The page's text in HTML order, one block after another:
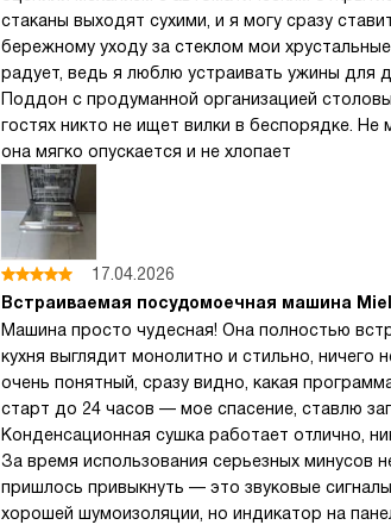
стаканы выходят сухими, и я могу сразу
бережному уходу за стеклом мои
радует, ведь я люблю устраивать ужины для
Поддон с продуманной организацией
гостях никто не ищет вилки в беспорядке.
она мягко опускается и не хлопает
17.04.2026
Встраиваемая посудомоечная машина
Машина просто чудесная! Она полностью
кухня выглядит монолитно и стильно, ничего
очень понятный, сразу видно, какая
старт до 24 часов — мое спасение, ставлю
Конденсационная сушка работает отлично,
За время использования серьезных минусов
пришлось привыкнуть — это звуковые
хорошей шумоизоляции, но индикатор на